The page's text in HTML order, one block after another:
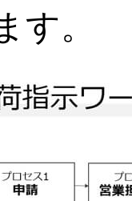
す。